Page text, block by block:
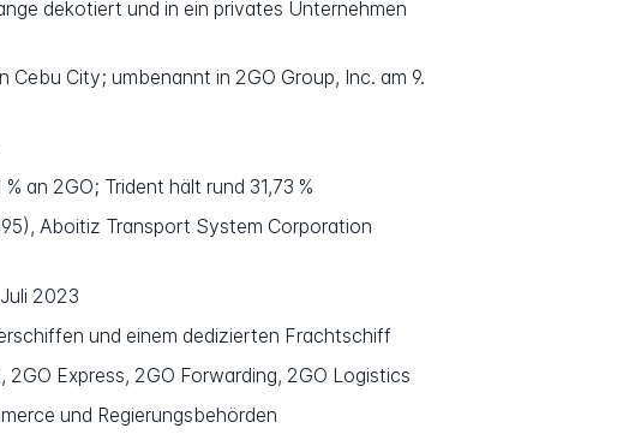
dekotiert und in ein privates Unternehmen
Cebu City; umbenannt in 2GO Group, Inc. am 9.
an 2GO; Trident hält rund 31,73 %
Aboitiz Transport System Corporation
2023
und einem dedizierten Frachtschiff
Express, 2GO Forwarding, 2GO Logistics
und Regierungsbehörden